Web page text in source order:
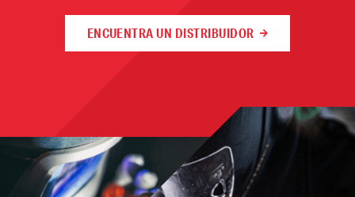
ENCUENTRA UN DISTRIBUIDOR